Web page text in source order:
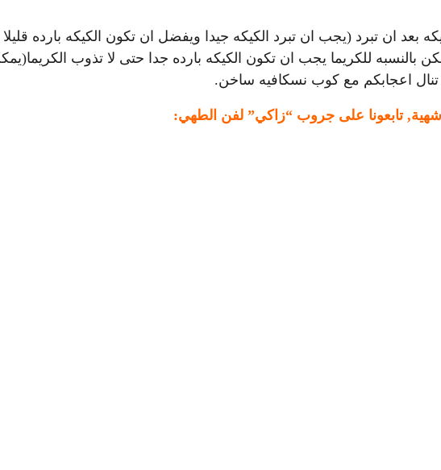
بعد ان تبرد (يجب ان تبرد الكيكه جيدا ويفضل ان تكون الكيكه بارده قليلا
بالنسبه للكريما يجب ان تكون الكيكه بارده جدا حتی لا تذوب
تنال اعجابكم مع كوب نسكافيه ساخن.
تابعونا على جروب “زاكي” لفن الطهي: